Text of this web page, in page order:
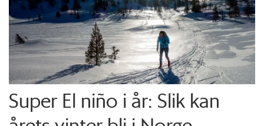
Super El niño i år: Slik kan